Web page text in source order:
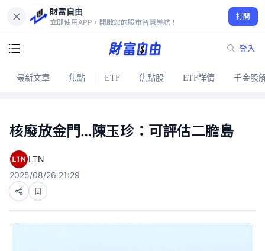
財富自由
立即使用APP，開啟您的股市智慧導航！
打開
登入
最新文章 焦點 ETF 焦點股 ETF詳情 千金股
核廢放金門…陳玉珍：可評估二膽島
LTN
2025/08/26 21:29